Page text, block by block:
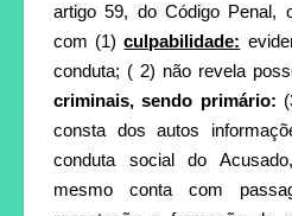
artigo 59, do Código Penal,
com (1)culpabilidade:
conduta; ( 2) não revela
criminais, sendo primário:
consta dos autos
conduta social do
mesmo conta com